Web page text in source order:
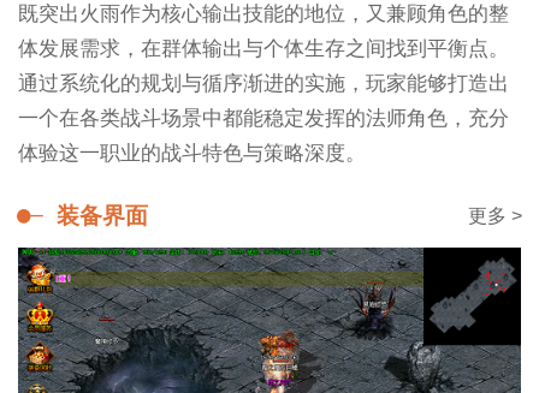
既突出火雨作为核心输出技能的地位，又兼顾角色的整
体发展需求，在群体输出与个体生存之间找到平衡点。
通过系统化的规划与循序渐进的实施，玩家能够打造出
一个在各类战斗场景中都能稳定发挥的法师角色，充分
体验这一职业的战斗特色与策略深度。
装备界面 更多 >